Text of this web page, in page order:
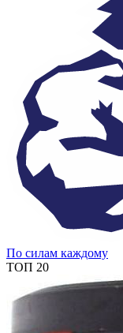
По силам каждому
ТОП 20